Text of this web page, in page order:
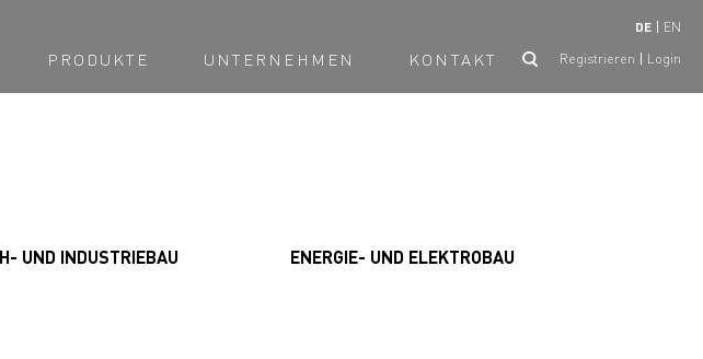
DE EN
PRODUKTE UNTERNEHMEN KONTAKT Registrieren Login
UND INDUSTRIEBAU ENERGIE- UND ELEKTROBAU